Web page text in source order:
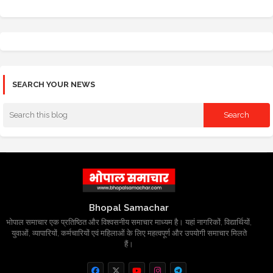
SEARCH YOUR NEWS
Bhopal Samachar
भोपाल समाचार एक प्रतिष्ठित और विश्वसनीय समाचार माध्यम है। यहां नागरिकों, विद्यार्थियों,
युवाओं, व्यापारियों, कर्मचारियों एवं महिलाओं के लिए महत्वपूर्ण और उपयोगी समाचार मिलते
हैं।